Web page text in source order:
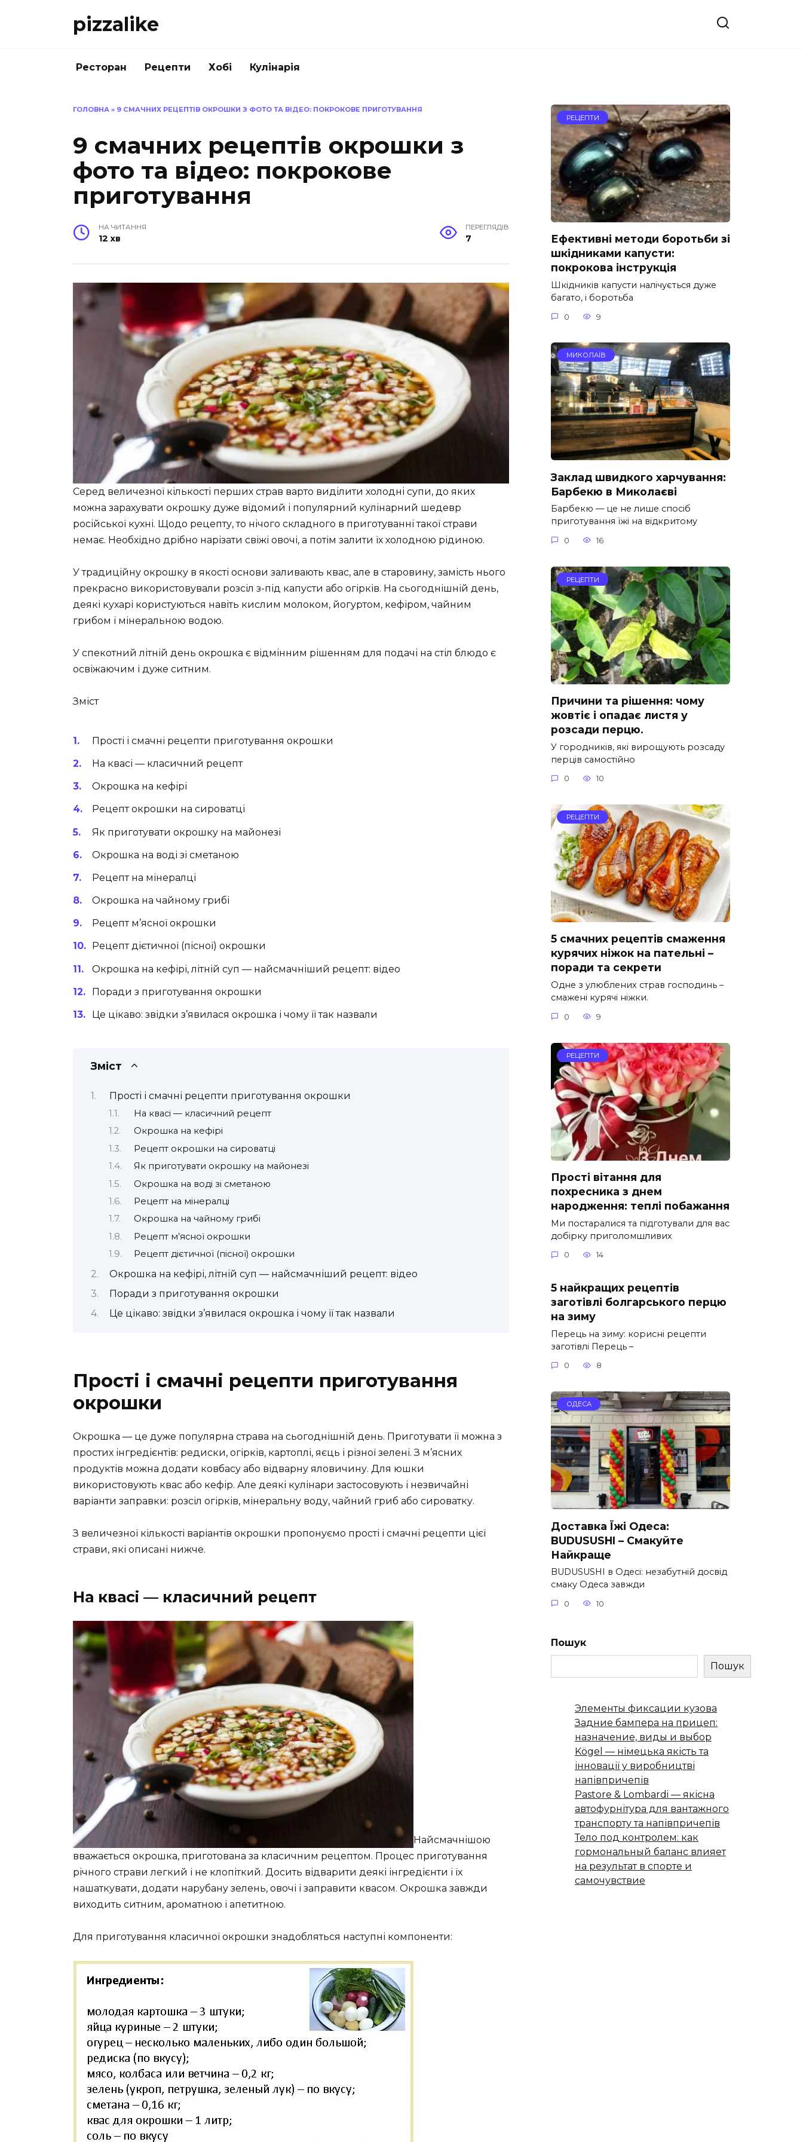
pizzalike
Ресторан Рецепти Хобі Кулінарія
ГОЛОВНА » 9 СМАЧНИХ РЕЦЕПТІВ ОКРОШКИ З ФОТО ТА ВІДЕО: ПОКРОКОВЕ ПРИГОТУВАННЯ
9 смачних рецептів окрошки з
фото та відео: покрокове
приготування
НА ЧИТАННЯ
12 хв
ПЕРЕГЛЯДІВ
7
Серед величезної кількості перших страв варто виділити холодні супи, до яких
можна зарахувати окрошку дуже відомий і популярний кулінарний шедевр
російської кухні. Щодо рецепту, то нічого складного в приготуванні такої страви
немає. Необхідно дрібно нарізати свіжі овочі, а потім залити їх холодною рідиною.
У традиційну окрошку в якості основи заливають квас, але в старовину, замість нього
прекрасно використовували розсіл з-під капусти або огірків. На сьогоднішній день,
деякі кухарі користуються навіть кислим молоком, йогуртом, кефіром, чайним
грибом і мінеральною водою.
У спекотний літній день окрошка є відмінним рішенням для подачі на стіл блюдо є
освіжаючим і дуже ситним.
Зміст
Прості і смачні рецепти приготування окрошки
На квасі — класичний рецепт
Окрошка на кефірі
Рецепт окрошки на сироватці
Як приготувати окрошку на майонезі
Окрошка на воді зі сметаною
Рецепт на мінералці
Окрошка на чайному грибі
Рецепт м’ясної окрошки
Рецепт дієтичної (пісної) окрошки
Окрошка на кефірі, літній суп — найсмачніший рецепт: відео
Поради з приготування окрошки
Це цікаво: звідки з’явилася окрошка і чому її так назвали
Зміст
Прості і смачні рецепти приготування окрошки
На квасі — класичний рецепт
Окрошка на кефірі
Рецепт окрошки на сироватці
Як приготувати окрошку на майонезі
Окрошка на воді зі сметаною
Рецепт на мінералці
Окрошка на чайному грибі
Рецепт м’ясної окрошки
Рецепт дієтичної (пісної) окрошки
Окрошка на кефірі, літній суп — найсмачніший рецепт: відео
Поради з приготування окрошки
Це цікаво: звідки з’явилася окрошка і чому її так назвали
Прості і смачні рецепти приготування
окрошки
Окрошка — це дуже популярна страва на сьогоднішній день. Приготувати її можна з
простих інгредієнтів: редиски, огірків, картоплі, яєць і різної зелені. З м’ясних
продуктів можна додати ковбасу або відварну яловичину. Для юшки
використовують квас або кефір. Але деякі кулінари застосовують і незвичайні
варіанти заправки: розсіл огірків, мінеральну воду, чайний гриб або сироватку.
З величезної кількості варіантів окрошки пропонуємо прості і смачні рецепти цієї
страви, які описані нижче.
На квасі — класичний рецепт
Найсмачнішою
вважається окрошка, приготована за класичним рецептом. Процес приготування
річного страви легкий і не клопіткий. Досить відварити деякі інгредієнти і їх
нашаткувати, додати нарубану зелень, овочі і заправити квасом. Окрошка завжди
виходить ситним, ароматною і апетитною.
Для приготування класичної окрошки знадобляться наступні компоненти:
РЕЦЕПТИ
Ефективні методи боротьби зі
шкідниками капусти:
покрокова інструкція
Шкідників капусти налічується дуже
багато, і боротьба
0 9
МИКОЛАЇВ
Заклад швидкого харчування:
Барбекю в Миколаєві
Барбекю — це не лише спосіб
приготування їжі на відкритому
0 16
РЕЦЕПТИ
Причини та рішення: чому
жовтіє і опадає листя у
розсади перцю.
У городників, які вирощують розсаду
перців самостійно
0 10
РЕЦЕПТИ
5 смачних рецептів смаження
курячих ніжок на пательні –
поради та секрети
Одне з улюблених страв господинь –
смажені курячі ніжки.
0 9
РЕЦЕПТИ
Прості вітання для
похресника з днем
народження: теплі побажання
Ми постаралися та підготували для вас
добірку приголомшливих
0 14
5 найкращих рецептів
заготівлі болгарського перцю
на зиму
Перець на зиму: корисні рецепти
заготівлі Перець –
0 8
ОДЕСА
Доставка Їжі Одеса:
BUDUSUSHI – Смакуйте
Найкраще
BUDUSUSHI в Одесі: незабутній досвід
смаку Одеса завжди
0 10
Пошук
Пошук
Элементы фиксации кузова
Задние бампера на прицеп:
назначение, виды и выбор
Kögel — німецька якість та
інновації у виробництві
напівпричепів
Pastore & Lombardi — якісна
автофурнітура для вантажного
транспорту та напівпричепів
Тело под контролем: как
гормональный баланс влияет
на результат в спорте и
самочувствие